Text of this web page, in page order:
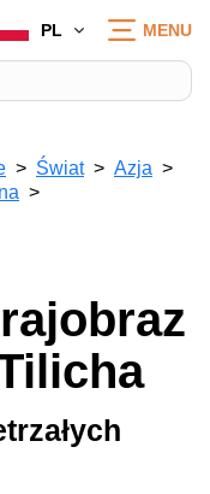
PL MENU
Świat
Azja